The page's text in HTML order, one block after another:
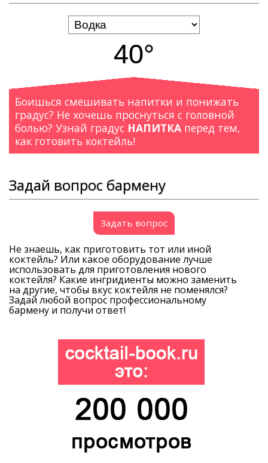
40°
Боишься смешивать напитки и понижать
градус? Не хочешь проснуться с головной
болью? Узнай градус НАПИТКА перед тем,
как готовить коктейль!
Задай вопрос бармену
Задать вопрос
Не знаешь, как приготовить тот или иной
коктейль? Или какое оборудование лучше
использовать для приготовления нового
коктейля? Какие ингридиенты можно заменить
на другие, чтобы вкус коктейля не поменялся?
Задай любой вопрос профессиональному
бармену и получи ответ!